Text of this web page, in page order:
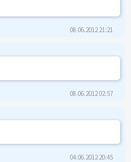
08.06.2012 21:21
08.06.2012 02:57
04.06.2012 20:45